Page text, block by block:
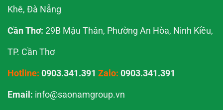
Khê, Đà Nẵng
Cần Thơ: 29B Mậu Thân, Phường An Hòa, Ninh Kiều,
TP. Cần Thơ
Hotline: 0903.341.391 Zalo: 0903.341.391
Email: info@saonamgroup.vn